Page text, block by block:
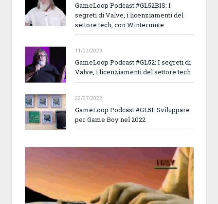
GameLoop Podcast #GL52BIS: I
segreti di Valve, i licenziamenti del
settore tech, con Wintermute
11/02/2023
GameLoop Podcast #GL52: I segreti di
Valve, i licenziamenti del settore tech
22/07/2022
GameLoop Podcast #GL51: Sviluppare
per Game Boy nel 2022